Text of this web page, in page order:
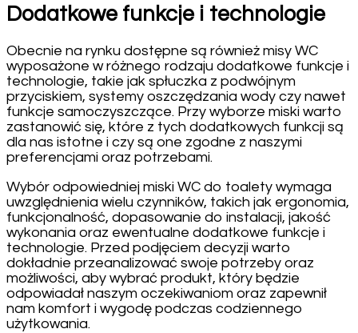
Dodatkowe funkcje i technologie
Obecnie na rynku dostępne są również misy WC
wyposażone w różnego rodzaju dodatkowe funkcje i
technologie, takie jak spłuczka z podwójnym
przyciskiem, systemy oszczędzania wody czy nawet
funkcje samoczyszczące. Przy wyborze miski warto
zastanowić się, które z tych dodatkowych funkcji są
dla nas istotne i czy są one zgodne z naszymi
preferencjami oraz potrzebami.
Wybór odpowiedniej miski WC do toalety wymaga
uwzględnienia wielu czynników, takich jak ergonomia,
funkcjonalność, dopasowanie do instalacji, jakość
wykonania oraz ewentualne dodatkowe funkcje i
technologie. Przed podjęciem decyzji warto
dokładnie przeanalizować swoje potrzeby oraz
możliwości, aby wybrać produkt, który będzie
odpowiadał naszym oczekiwaniom oraz zapewnił
nam komfort i wygodę podczas codziennego
użytkowania.